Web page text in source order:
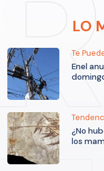
LO
Te
Enel
¿No
los